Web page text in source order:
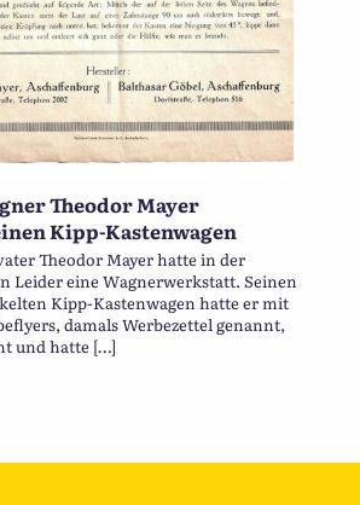
Theodor Mayer
Kipp-Kastenwagen
Theodor Mayer hatte in der
Leider eine Wagnerwerkstatt. Seinen
Kipp-Kastenwagen hatte er mit
damals Werbezettel genannt,
und hatte […]